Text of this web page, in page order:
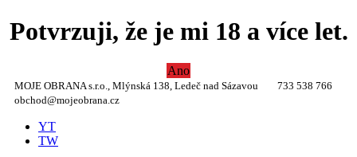
Potvrzuji, že je mi 18 a více let.
Ano
MOJE OBRANA s.r.o., Mlýnská 138, Ledeč nad Sázavou
733 538 766
obchod@mojeobrana.cz
YT
TW